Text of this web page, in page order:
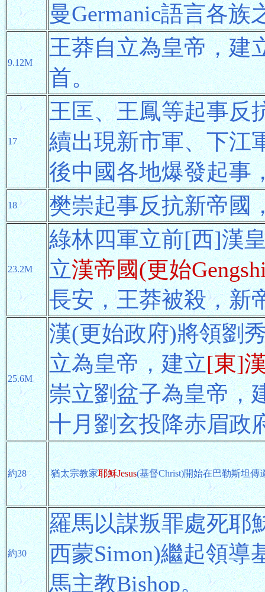
曼Germanic語言各族
9.12M
王莽自立為皇帝，建
首。
17
王匡、王鳳等起事反
續出現新市軍、下江
後中國各地爆發起事
18 樊崇起事反抗新帝國
23.2M
綠林四軍立前[西]漢
立漢帝國(更始
長安，王莽被殺，新
25.6M
漢(更始政府)將領劉
立為皇帝，建立[東]
崇立劉盆子為皇帝，
十月劉玄投降赤眉政
約28 猶太宗教家耶穌Jesus(基督Christ)開始在巴勒斯坦傳
約30
羅馬以謀叛罪處死耶
西蒙Simon)繼起領導
馬主教Bishop。